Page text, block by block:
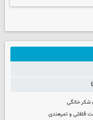
شکر خانگی
قلقلی و تمرهندی